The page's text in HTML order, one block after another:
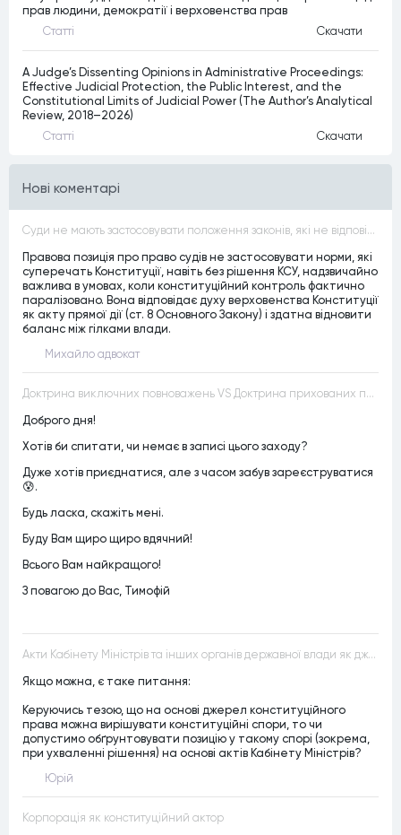
прав людини, демократії і верховенства прав
Статтi Скачати
A Judge’s Dissenting Opinions in Administrative Proceedings:
Effective Judicial Protection, the Public Interest, and the
Constitutional Limits of Judicial Power (The Author’s Analytical
Review, 2018–2026)
Статтi Скачати
Нові коментарі
Суди не мають застосовувати положення законів, які не відповідають Конституції, незалежно від того, чи визнавалися вони Конституційним Судом України неконституційними, тобто закони, що суперечать Конституції України не можуть застосовуватися навіть у випадках, коли вони є чинними
Правова позиція про право судів не застосовувати норми, які
суперечать Конституції, навіть без рішення КСУ, надзвичайно
важлива в умовах, коли конституційний контроль фактично
паралізовано. Вона відповідає духу верховенства Конституції
як акту прямої дії (ст. 8 Основного Закону) і здатна відновити
баланс між гілками влади.
Михайло адвокат
Доктрина виключних повноважень VS Доктрина прихованих повноважень
Доброго дня!
Хотів би спитати, чи немає в записі цього заходу?
Дуже хотів приєднатися, але з часом забув зареєструватися
😰.
Будь ласка, скажіть мені.
Буду Вам щиро щиро вдячний!
Всього Вам найкращого!
З повагою до Вас, Тимофій
Акти Кабінету Міністрів та інших органів державної влади як джерела конституційного права
Якщо можна, є таке питання:
Керуючись тезою, що на основі джерел конституційного
права можна вирішувати конституційні спори, то чи
допустимо обґрунтовувати позицію у такому спорі (зокрема,
при ухваленні рішення) на основі актів Кабінету Міністрів?
Юрій
Корпорація як конституційний актор